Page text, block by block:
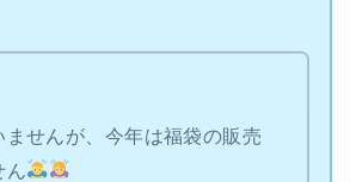
ませんが、今年は福袋の販売